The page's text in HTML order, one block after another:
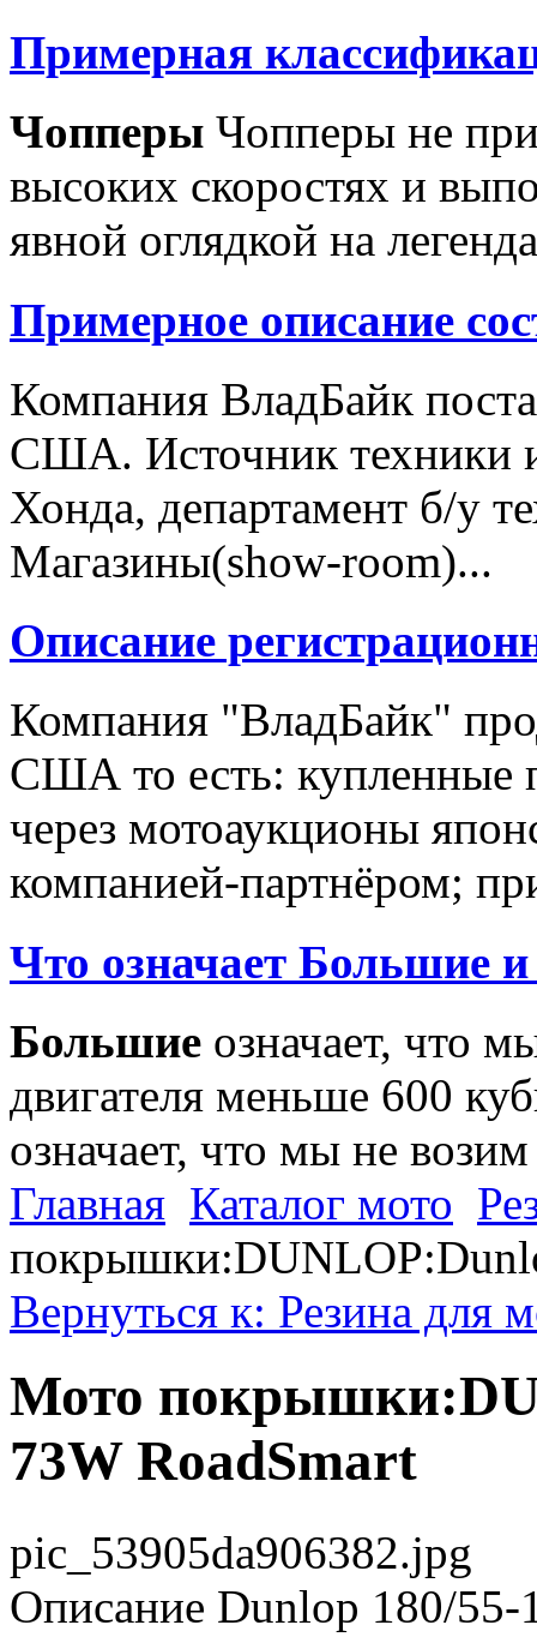
Примерная
Чопперы Чопперы не
высоких скоростях и
явной оглядкой на
Примерное описание
Компания ВладБайк
США. Источник техники
Хонда, департамент б/у
Магазины(show-room)...
Описание
Компания "ВладБайк"
США то есть: купленные
через мотоаукционы
компанией-партнёром;
Что означает Большие
Большие означает, что
двигателя меньше 600
означает, что мы не
Главная Каталог мото
Вернуться к: Резина для
Мото
73W RoadSmart
pic_53905da906382.jpg
Описание Dunlop 180/55-